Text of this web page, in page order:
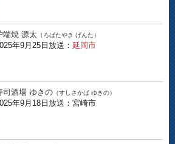
端焼 源太 （ろばたやき げんた）
年9月25日放送： 延岡市
司酒場 ゆきの （すしさかば ゆきの）
年9月18日放送：宮崎市